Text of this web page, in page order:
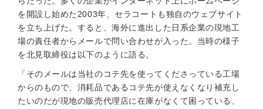
を開設し始めた2003年、セラコートも独自のウェブサイト
を立ち上げた。すると、海外に進出した日系企業の現地工
場の責任者からメールで問い合わせが入った。当時の様子
を北見取締役は以下のように語る。
「そのメールは当社のコテ先を使ってくださっている工場
からのもので、消耗品であるコテ先が使えなくなり補充し
たいのだが現地の販売代理店に在庫がなくて困っている、